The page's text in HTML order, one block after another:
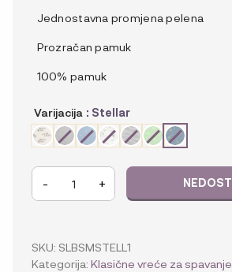
Jednostavna promjena pelena
Prozračan pamuk
100% pamuk
Varijacija : Stellar
Ergobaby
Klasična
spavanje
(TOG
- +
SKU: SLBSMSTELL1
Kategorija: Klasične vreće za spavanje